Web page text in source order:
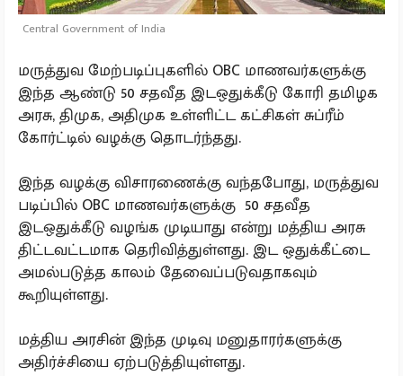
Central Government of India
மருத்துவ மேற்படிப்புகளில் OBC மாணவர்களுக்கு
இந்த ஆண்டு 50 சதவீத இடஒதுக்கீடு கோரி தமிழக
அரசு, திமுக, அதிமுக உள்ளிட்ட கட்சிகள் சுப்ரீம்
கோர்ட்டில் வழக்கு தொடர்ந்தது.
இந்த வழக்கு விசாரணைக்கு வந்தபோது, மருத்துவ
படிப்பில் OBC மாணவர்களுக்கு 50 சதவீத
இடஒதுக்கீடு வழங்க முடியாது என்று மத்திய அரசு
திட்டவட்டமாக தெரிவித்துள்ளது. இட ஒதுக்கீட்டை
அமல்படுத்த காலம் தேவைப்படுவதாகவும்
கூறியுள்ளது.
மத்திய அரசின் இந்த முடிவு மனுதாரர்களுக்கு
அதிர்ச்சியை ஏற்படுத்தியுள்ளது.